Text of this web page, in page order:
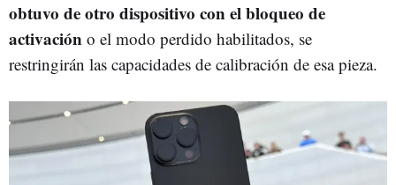
obtuvo de otro dispositivo con el bloqueo de
activación o el modo perdido habilitados, se
restringirán las capacidades de calibración de esa pieza.